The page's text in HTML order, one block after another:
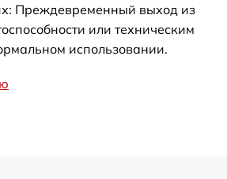
Преждевременный выход из
или техническим
использовании.